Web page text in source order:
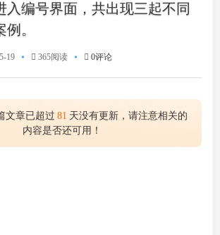
入编号界面，共出现三起不同
。
19 365阅读 0评论
文章已超过 81 天没有更新，请注意相关的
内容是否还可用！